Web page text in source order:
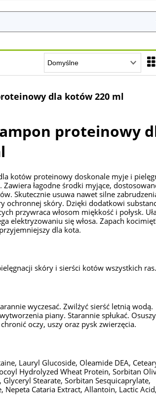
dla kotów 220 ml
proteinowy
kotów proteinowy doskonale myje i
Zawiera łagodne środki myjące,
Skutecznie usuwa nawet silne
ochronnej skóry. Dzięki dodatkowi
przywraca włosom miękkość i połysk.
elektryzowaniu się włosa. Zapach
dla kota.
skóry i sierści kotów wszystkich ras.
wyczesać. Zwilżyć sierść letnią wodą.
piany. Starannie spłukać.
oczy, uszy oraz pysk zwierzęcia.
Lauryl Glucoside, Oleamide DEA,
Hydrolyzed Wheat Protein, Sorbitan
Stearate, Sorbitan Sesquicaprylate,
Nepeta Cataria Extract, Allantoin, Lactic Acid,